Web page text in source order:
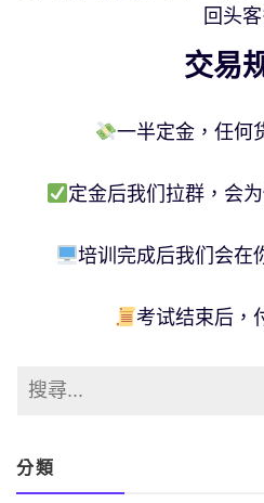
回头
交易
一半定金，任何
定金后我们拉群，会
培训完成后我们会在
考试结束后，
分類